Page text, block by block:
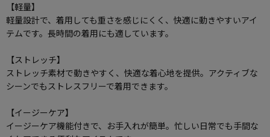
【軽量】
軽量設計で、着用しても重さを感じにくく、快適に動きやすいアイ
テムです。長時間の着用にも適しています。
【ストレッチ】
ストレッチ素材で動きやすく、快適な着心地を提供。アクティブな
シーンでもストレスフリーで着用できます。
【イージーケア】
イージーケア機能付きで、お手入れが簡単。忙しい日常でも手間な